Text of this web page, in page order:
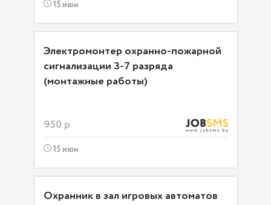
15 июн
Электромонтер охранно-пожарной
сигнализации 3-7 разряда
(монтажные работы)
950 р
15 июн
Охранник в зал игровых автоматов